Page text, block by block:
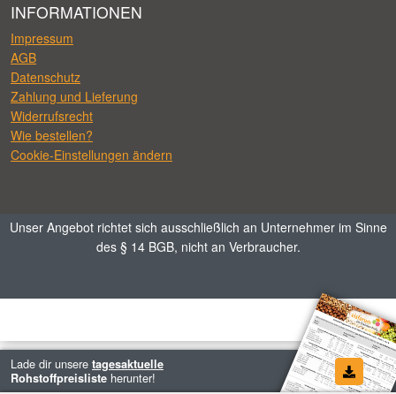
INFORMATIONEN
Impressum
AGB
Datenschutz
Zahlung und Lieferung
Widerrufsrecht
Wie bestellen?
Cookie-Einstellungen ändern
Unser Angebot richtet sich ausschließlich an Unternehmer im Sinne
des § 14 BGB, nicht an Verbraucher.
Lade dir unsere tagesaktuelle
Rohstoffpreisliste herunter!